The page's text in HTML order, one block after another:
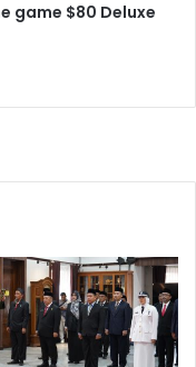
game $80 Deluxe